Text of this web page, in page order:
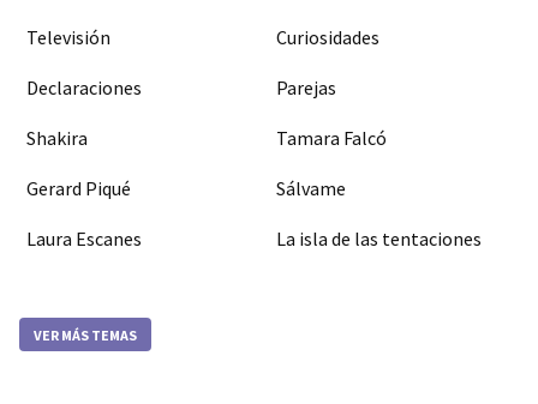
Televisión Curiosidades
Declaraciones Parejas
Shakira Tamara Falcó
Gerard Piqué Sálvame
Laura Escanes La isla de las tentaciones
VER MÁS TEMAS